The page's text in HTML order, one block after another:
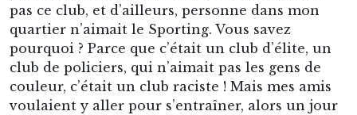
pas ce club, et d’ailleurs, personne dans mon
quartier n’aimait le Sporting. Vous savez
pourquoi ? Parce que c’était un club d’élite, un
club de policiers, qui n’aimait pas les gens de
couleur, c’était un club raciste ! Mais mes amis
voulaient y aller pour s’entraîner, alors un jour